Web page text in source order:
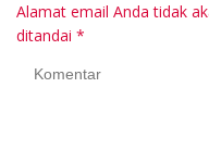
Alamat email Anda tidak
ditandai *